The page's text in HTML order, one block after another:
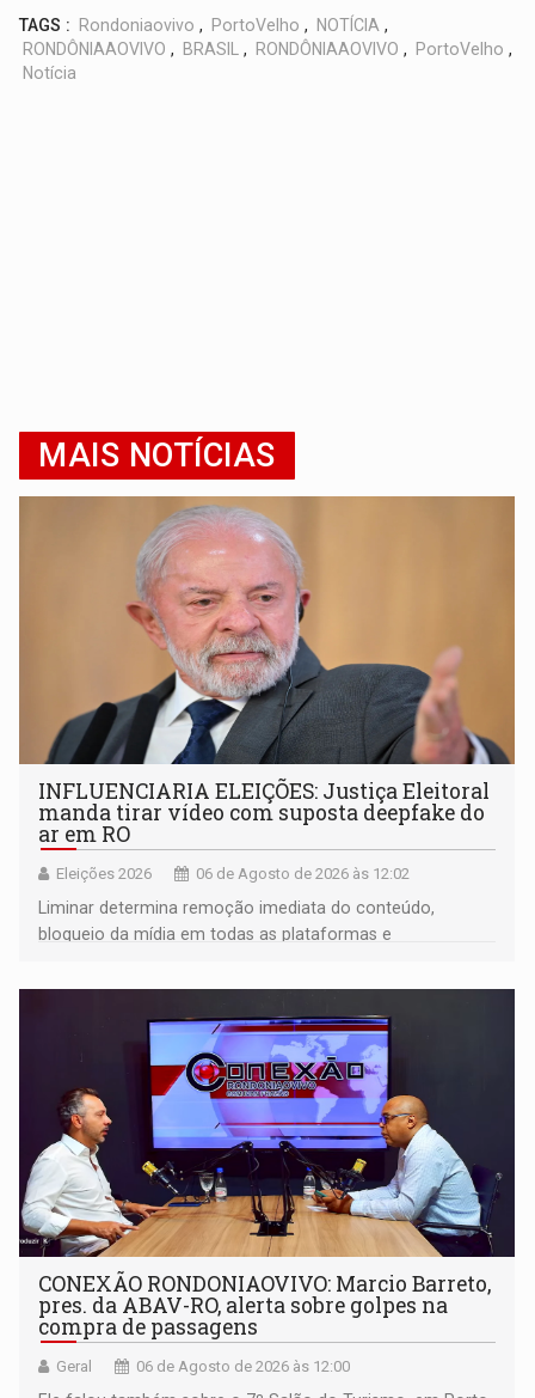
TAGS : Rondoniaovivo , PortoVelho , NOTÍCIA ,
RONDÔNIAAOVIVO , BRASIL , RONDÔNIAAOVIVO , PortoVelho ,
Notícia
MAIS NOTÍCIAS
INFLUENCIARIA ELEIÇÕES: Justiça Eleitoral
manda tirar vídeo com suposta deepfake do
ar em RO
Eleições 2026 06 de Agosto de 2026 às 12:02
Liminar determina remoção imediata do conteúdo,
bloqueio da mídia em todas as plataformas e
CONEXÃO RONDONIAOVIVO: Marcio Barreto,
pres. da ABAV-RO, alerta sobre golpes na
compra de passagens
Geral 06 de Agosto de 2026 às 12:00